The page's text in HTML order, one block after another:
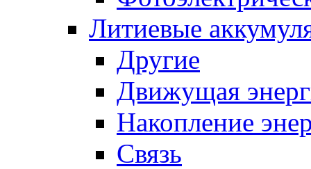
Литиевые
Другие
Движущая
Накопление
Связь